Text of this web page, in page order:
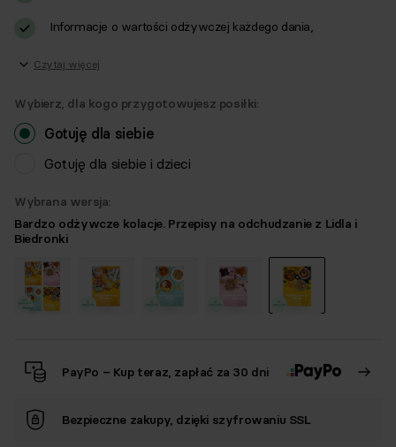
Informacje o wartości odżywczej każdego dania,
Czytaj więcej
Wybierz, dla kogo przygotowujesz posiłki:
Gotuję dla siebie
Gotuję dla siebie i dzieci
Wybrana wersja:
Bardzo odżywcze kolacje. Przepisy na odchudzanie z Lidla i
Biedronki
PayPo – Kup teraz, zapłać za 30 dni
Bezpieczne zakupy, dzięki szyfrowaniu SSL